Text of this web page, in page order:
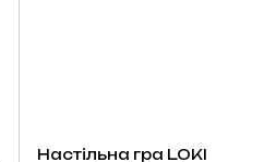
Настільна гра LOKI